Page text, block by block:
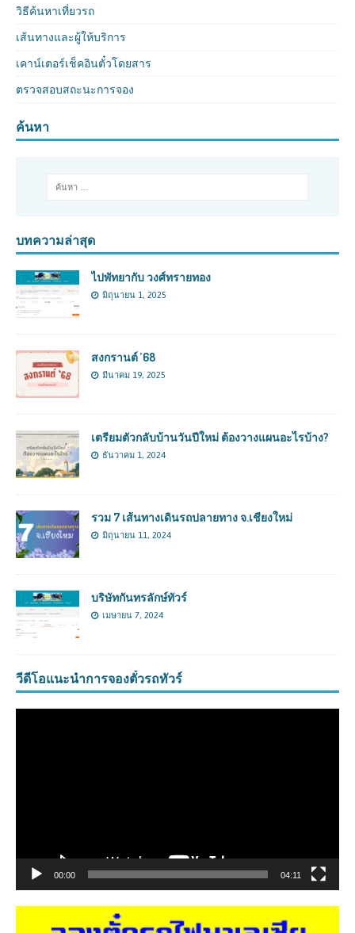
วิธีค้นหาเที่ยวรถ
เส้นทางและผู้ให้บริการ
เคาน์เตอร์เช็คอินตั๋วโดยสาร
ตรวจสอบสถะนะการจอง
ค้นหา
บทความล่าสุด
ไปพัทยากับ วงศ์ทรายทอง
มิถุนายน 1, 2025
สงกรานต์ ’68
มีนาคม 19, 2025
เตรียมตัวกลับบ้านวันปีใหม่ ต้องวางแผนอะไรบ้าง?
ธันวาคม 1, 2024
รวม 7 เส้นทางเดินรถปลายทาง จ.เชียงใหม่
มิถุนายน 11, 2024
บริษัทกันทรลักษ์ทัวร์
เมษายน 7, 2024
วีดีโอแนะนำการจองตั๋วรถทัวร์
00:00 04:11